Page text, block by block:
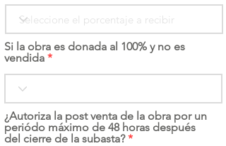
Si la obra es donada al 100% y no es
vendida
¿Autoriza la post venta de la obra por un
periódo máximo de 48 horas después
del cierre de la subasta?